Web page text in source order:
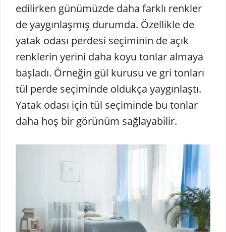
edilirken günümüzde daha farklı renkler
de yaygınlaşmış durumda. Özellikle de
yatak odası perdesi seçiminin de açık
renklerin yerini daha koyu tonlar almaya
başladı. Örneğin gül kurusu ve gri tonları
tül perde seçiminde oldukça yaygınlaştı.
Yatak odası için tül seçiminde bu tonlar
daha hoş bir görünüm sağlayabilir.